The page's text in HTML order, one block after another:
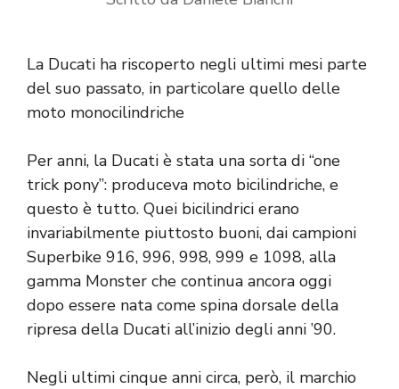
La Ducati ha riscoperto negli ultimi mesi parte
del suo passato, in particolare quello delle
moto monocilindriche
Per anni, la Ducati è stata una sorta di “one
trick pony”: produceva moto bicilindriche, e
questo è tutto. Quei bicilindrici erano
invariabilmente piuttosto buoni, dai campioni
Superbike 916, 996, 998, 999 e 1098, alla
gamma Monster che continua ancora oggi
dopo essere nata come spina dorsale della
ripresa della Ducati all’inizio degli anni ’90.
Negli ultimi cinque anni circa, però, il marchio